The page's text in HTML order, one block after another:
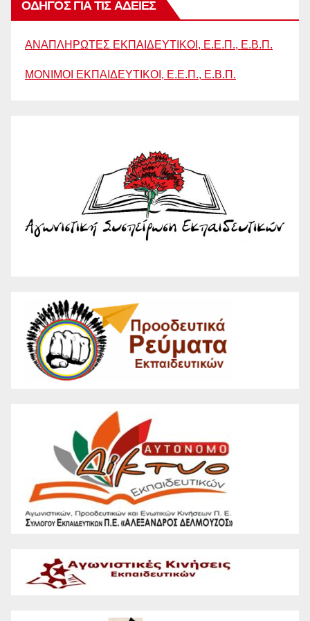
ΟΔΗΓΟΣ ΓΙΑ ΤΙΣ ΑΔΕΙΕΣ
ΑΝΑΠΛΗΡΩΤΕΣ ΕΚΠΑΙΔΕΥΤΙΚΟΙ, Ε.Ε.Π., Ε.Β.Π.
ΜΟΝΙΜΟΙ ΕΚΠΑΙΔΕΥΤΙΚΟΙ, Ε.Ε.Π., Ε.Β.Π.